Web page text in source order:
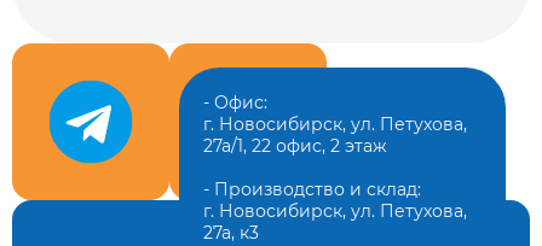
- Офис:
г. Новосибирск, ул. Петухова,
27а/1, 22 офис, 2 этаж
- Производство и склад:
г. Новосибирск, ул. Петухова,
27а, к3